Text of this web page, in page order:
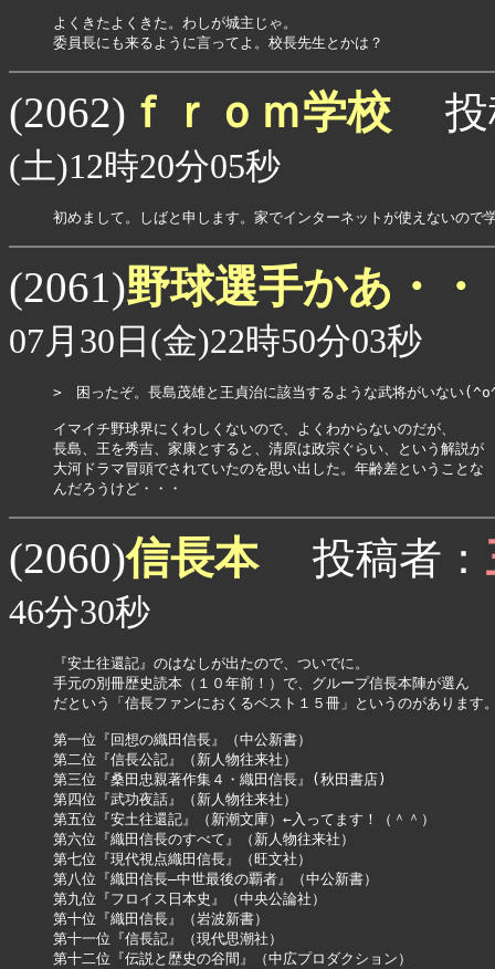
よくきたよくきた。わしが城主じゃ。
委員長にも来るように言ってよ。校長先生とかは？
(2062) ｆｒｏｍ学校 投
(土)12時20分05秒
初めまして。しばと申します。家でインターネットが使えないの
(2061)野球選手かあ・
07月30日(金)22時50分03秒
>　困ったぞ。長島茂雄と王貞治に該当するような武将がいない
イマイチ野球界にくわしくないので、よくわからないのだが、
長島、王を秀吉、家康とすると、清原は政宗ぐらい、という解説が
大河ドラマ冒頭でされていたのを思い出した。年齢差ということな
んだろうけど・・・
(2060)信長本 投稿者：
46分30秒
『安土往還記』のはなしが出たので、ついでに。
手元の別冊歴史読本（１０年前！）で、グループ信長本陣が選ん
だという「信長ファンにおくるベスト１５冊」というのがあります
第一位『回想の織田信長』（中公新書）
第二位『信長公記』（新人物往来社）
第三位『桑田忠親著作集４・織田信長』(秋田書店)
第四位『武功夜話』（新人物往来社）
第五位『安土往還記』（新潮文庫）←入ってます！（＾＾）
第六位『織田信長のすべて』（新人物往来社）
第七位『現代視点織田信長』（旺文社）
第八位『織田信長―中世最後の覇者』（中公新書）
第九位『フロイス日本史』（中央公論社）
第十位『織田信長』（岩波新書）
第十一位『信長記』（現代思潮社）
第十二位『伝説と歴史の谷間』（中広プロダクション）